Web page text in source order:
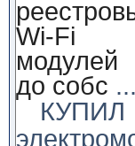
Wi-Fi
модулей
до собс ...
КУПИЛ